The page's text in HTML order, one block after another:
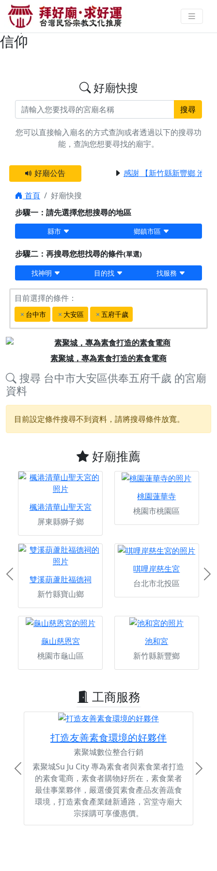
搜尋台中市大安區五府千歲廟宇資
料 | 拜好廟求好運 找到與您有緣的
信仰
好廟快搜
搜尋
您可以直接輸入廟名的方式查詢或者透過以下的搜尋功
能，查詢您想要尋找的廟宇。
好廟公告 感謝 【新竹縣新豐鄉 池和
首頁
好廟快搜
步驟一：請先選擇您想搜尋的地區
縣市 鄉鎮市區
步驟二：再搜尋您想找尋的條件(單選)
找神明 目的找 找服務
目前選擇的條件：
台中市 大安區 五府千歲
素聚城，專為素食打造的素食電商
Previous
搜尋 台中市大安區供奉五府千歲 的宮廟
資料
目前設定條件搜尋不到資料，請將搜尋條件放寬。
好廟推薦
楓港清華山聖天宮
屏東縣獅子鄉
桃園蓮華寺
桃園市桃園區
雙溪葫蘆肚福德祠
新竹縣寶山鄉
唭哩岸慈生宮
台北市北投區
龜山慈恩宮
桃園市龜山區
池和宮
新竹縣新豐鄉
Previous
工商服務
打造友善素食環境的好夥伴
素聚城數位整合行銷
素聚城Su Ju City 專為素食者與素食業者打造
的素食電商，素食者購物好所在，素食業者
最佳事業夥伴，嚴選優質素食產品友善蔬食
環境，打造素食產業鏈新通路，宮堂寺廟大
宗採購可享優惠價。
Previous Next